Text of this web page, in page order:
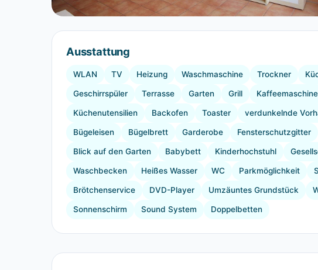
Ausstattung
WLAN TV Heizung Waschmaschine Trockner
Geschirrspüler Terrasse Garten Grill Kaffeemaschine
Küchenutensilien Backofen Toaster verdunkelnde
Bügeleisen Bügelbrett Garderobe Fensterschutzgitter
Blick auf den Garten Babybett Kinderhochstuhl
Waschbecken Heißes Wasser WC Parkmöglichkeit
Brötchenservice DVD-Player Umzäuntes Grundstück
Sonnenschirm Sound System Doppelbetten